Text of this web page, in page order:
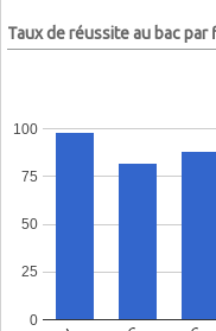
Taux de réussite au bac
0
25
50
75
100